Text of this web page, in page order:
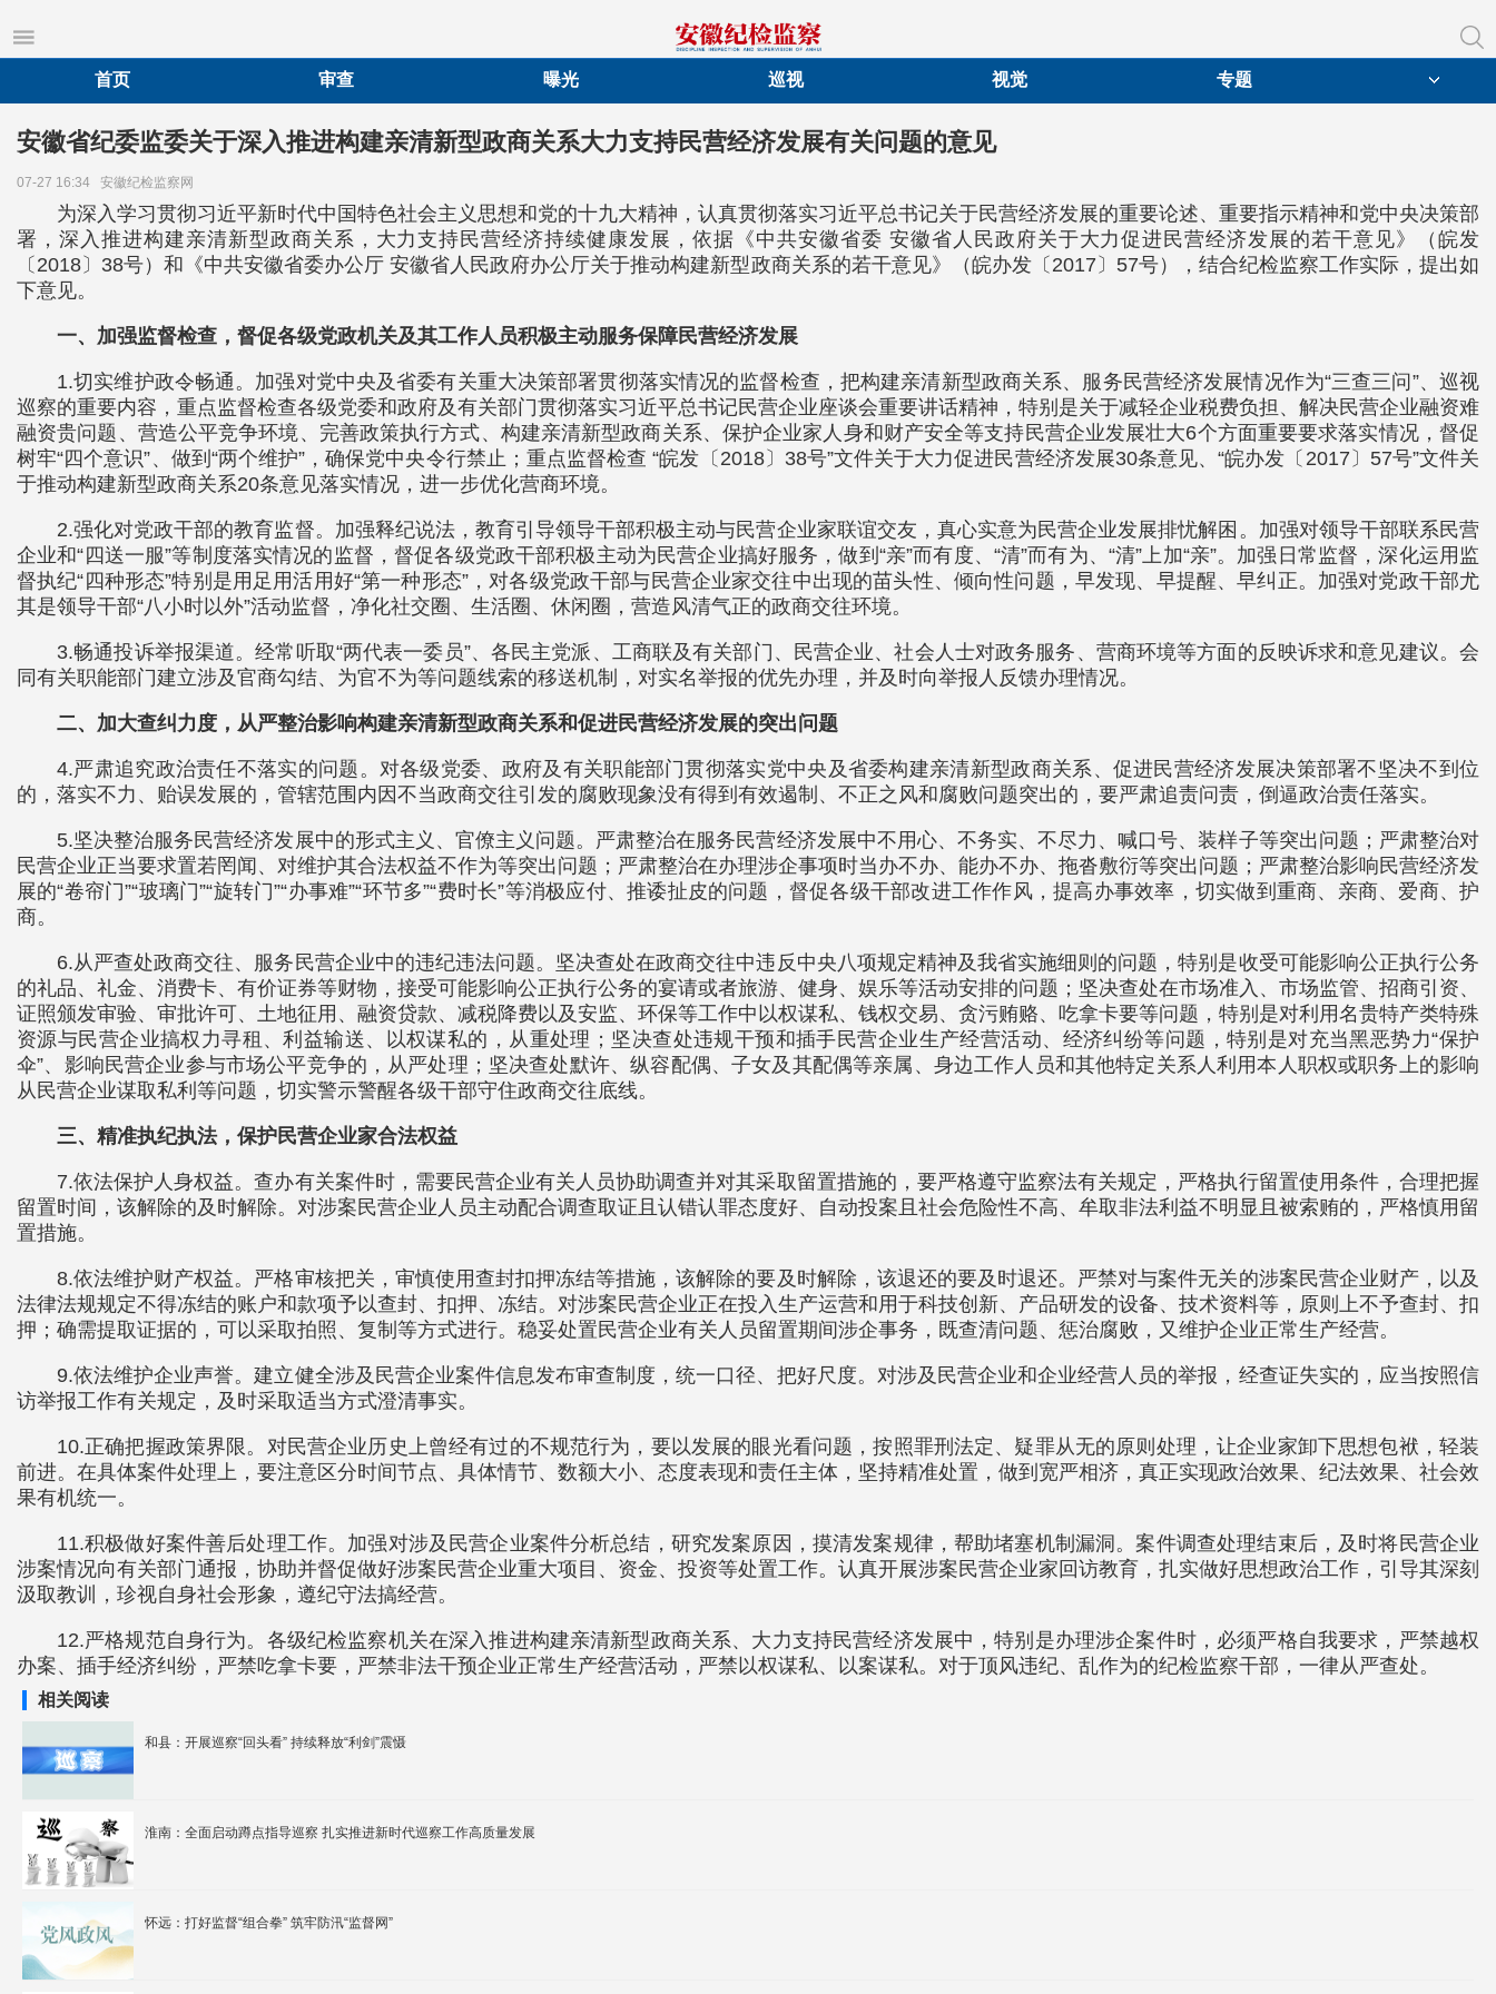
首页
审查 曝光 巡视 视觉 专题
安徽省纪委监委关于深入推进构建亲清新型政商关系大力支持民营经济发展有关问题的意见
07-27 16:34 安徽纪检监察网
为深入学习贯彻习近平新时代中国特色社会主义思想和党的十九大精神，认真贯彻落实习近平总书记关于民营经济发展的重要论述、重要指示精神和党中央决策部
署，深入推进构建亲清新型政商关系，大力支持民营经济持续健康发展，依据《中共安徽省委 安徽省人民政府关于大力促进民营经济发展的若干意见》（皖发
〔2018〕38号）和《中共安徽省委办公厅 安徽省人民政府办公厅关于推动构建新型政商关系的若干意见》（皖办发〔2017〕57号），结合纪检监察工作实际，提出如
下意见。
一、加强监督检查，督促各级党政机关及其工作人员积极主动服务保障民营经济发展
1.切实维护政令畅通。加强对党中央及省委有关重大决策部署贯彻落实情况的监督检查，把构建亲清新型政商关系、服务民营经济发展情况作为“三查三问”、巡视
巡察的重要内容，重点监督检查各级党委和政府及有关部门贯彻落实习近平总书记民营企业座谈会重要讲话精神，特别是关于减轻企业税费负担、解决民营企业融资难
融资贵问题、营造公平竞争环境、完善政策执行方式、构建亲清新型政商关系、保护企业家人身和财产安全等支持民营企业发展壮大6个方面重要要求落实情况，督促
树牢“四个意识”、做到“两个维护”，确保党中央令行禁止；重点监督检查 “皖发〔2018〕38号”文件关于大力促进民营经济发展30条意见、“皖办发〔2017〕57号”文件关
于推动构建新型政商关系20条意见落实情况，进一步优化营商环境。
2.强化对党政干部的教育监督。加强释纪说法，教育引导领导干部积极主动与民营企业家联谊交友，真心实意为民营企业发展排忧解困。加强对领导干部联系民营
企业和“四送一服”等制度落实情况的监督，督促各级党政干部积极主动为民营企业搞好服务，做到“亲”而有度、“清”而有为、“清”上加“亲”。加强日常监督，深化运用监
督执纪“四种形态”特别是用足用活用好“第一种形态”，对各级党政干部与民营企业家交往中出现的苗头性、倾向性问题，早发现、早提醒、早纠正。加强对党政干部尤
其是领导干部“八小时以外”活动监督，净化社交圈、生活圈、休闲圈，营造风清气正的政商交往环境。
3.畅通投诉举报渠道。经常听取“两代表一委员”、各民主党派、工商联及有关部门、民营企业、社会人士对政务服务、营商环境等方面的反映诉求和意见建议。会
同有关职能部门建立涉及官商勾结、为官不为等问题线索的移送机制，对实名举报的优先办理，并及时向举报人反馈办理情况。
二、加大查纠力度，从严整治影响构建亲清新型政商关系和促进民营经济发展的突出问题
4.严肃追究政治责任不落实的问题。对各级党委、政府及有关职能部门贯彻落实党中央及省委构建亲清新型政商关系、促进民营经济发展决策部署不坚决不到位
的，落实不力、贻误发展的，管辖范围内因不当政商交往引发的腐败现象没有得到有效遏制、不正之风和腐败问题突出的，要严肃追责问责，倒逼政治责任落实。
5.坚决整治服务民营经济发展中的形式主义、官僚主义问题。严肃整治在服务民营经济发展中不用心、不务实、不尽力、喊口号、装样子等突出问题；严肃整治对
民营企业正当要求置若罔闻、对维护其合法权益不作为等突出问题；严肃整治在办理涉企事项时当办不办、能办不办、拖沓敷衍等突出问题；严肃整治影响民营经济发
展的“卷帘门”“玻璃门”“旋转门”“办事难”“环节多”“费时长”等消极应付、推诿扯皮的问题，督促各级干部改进工作作风，提高办事效率，切实做到重商、亲商、爱商、护
商。
6.从严查处政商交往、服务民营企业中的违纪违法问题。坚决查处在政商交往中违反中央八项规定精神及我省实施细则的问题，特别是收受可能影响公正执行公务
的礼品、礼金、消费卡、有价证券等财物，接受可能影响公正执行公务的宴请或者旅游、健身、娱乐等活动安排的问题；坚决查处在市场准入、市场监管、招商引资、
证照颁发审验、审批许可、土地征用、融资贷款、减税降费以及安监、环保等工作中以权谋私、钱权交易、贪污贿赂、吃拿卡要等问题，特别是对利用名贵特产类特殊
资源与民营企业搞权力寻租、利益输送、以权谋私的，从重处理；坚决查处违规干预和插手民营企业生产经营活动、经济纠纷等问题，特别是对充当黑恶势力“保护
伞”、影响民营企业参与市场公平竞争的，从严处理；坚决查处默许、纵容配偶、子女及其配偶等亲属、身边工作人员和其他特定关系人利用本人职权或职务上的影响
从民营企业谋取私利等问题，切实警示警醒各级干部守住政商交往底线。
三、精准执纪执法，保护民营企业家合法权益
7.依法保护人身权益。查办有关案件时，需要民营企业有关人员协助调查并对其采取留置措施的，要严格遵守监察法有关规定，严格执行留置使用条件，合理把握
留置时间，该解除的及时解除。对涉案民营企业人员主动配合调查取证且认错认罪态度好、自动投案且社会危险性不高、牟取非法利益不明显且被索贿的，严格慎用留
置措施。
8.依法维护财产权益。严格审核把关，审慎使用查封扣押冻结等措施，该解除的要及时解除，该退还的要及时退还。严禁对与案件无关的涉案民营企业财产，以及
法律法规规定不得冻结的账户和款项予以查封、扣押、冻结。对涉案民营企业正在投入生产运营和用于科技创新、产品研发的设备、技术资料等，原则上不予查封、扣
押；确需提取证据的，可以采取拍照、复制等方式进行。稳妥处置民营企业有关人员留置期间涉企事务，既查清问题、惩治腐败，又维护企业正常生产经营。
9.依法维护企业声誉。建立健全涉及民营企业案件信息发布审查制度，统一口径、把好尺度。对涉及民营企业和企业经营人员的举报，经查证失实的，应当按照信
访举报工作有关规定，及时采取适当方式澄清事实。
10.正确把握政策界限。对民营企业历史上曾经有过的不规范行为，要以发展的眼光看问题，按照罪刑法定、疑罪从无的原则处理，让企业家卸下思想包袱，轻装
前进。在具体案件处理上，要注意区分时间节点、具体情节、数额大小、态度表现和责任主体，坚持精准处置，做到宽严相济，真正实现政治效果、纪法效果、社会效
果有机统一。
11.积极做好案件善后处理工作。加强对涉及民营企业案件分析总结，研究发案原因，摸清发案规律，帮助堵塞机制漏洞。案件调查处理结束后，及时将民营企业
涉案情况向有关部门通报，协助并督促做好涉案民营企业重大项目、资金、投资等处置工作。认真开展涉案民营企业家回访教育，扎实做好思想政治工作，引导其深刻
汲取教训，珍视自身社会形象，遵纪守法搞经营。
12.严格规范自身行为。各级纪检监察机关在深入推进构建亲清新型政商关系、大力支持民营经济发展中，特别是办理涉企案件时，必须严格自我要求，严禁越权
办案、插手经济纠纷，严禁吃拿卡要，严禁非法干预企业正常生产经营活动，严禁以权谋私、以案谋私。对于顶风违纪、乱作为的纪检监察干部，一律从严查处。
相关阅读
和县：开展巡察“回头看” 持续释放“利剑”震慑
淮南：全面启动蹲点指导巡察 扎实推进新时代巡察工作高质量发展
怀远：打好监督“组合拳” 筑牢防汛“监督网”